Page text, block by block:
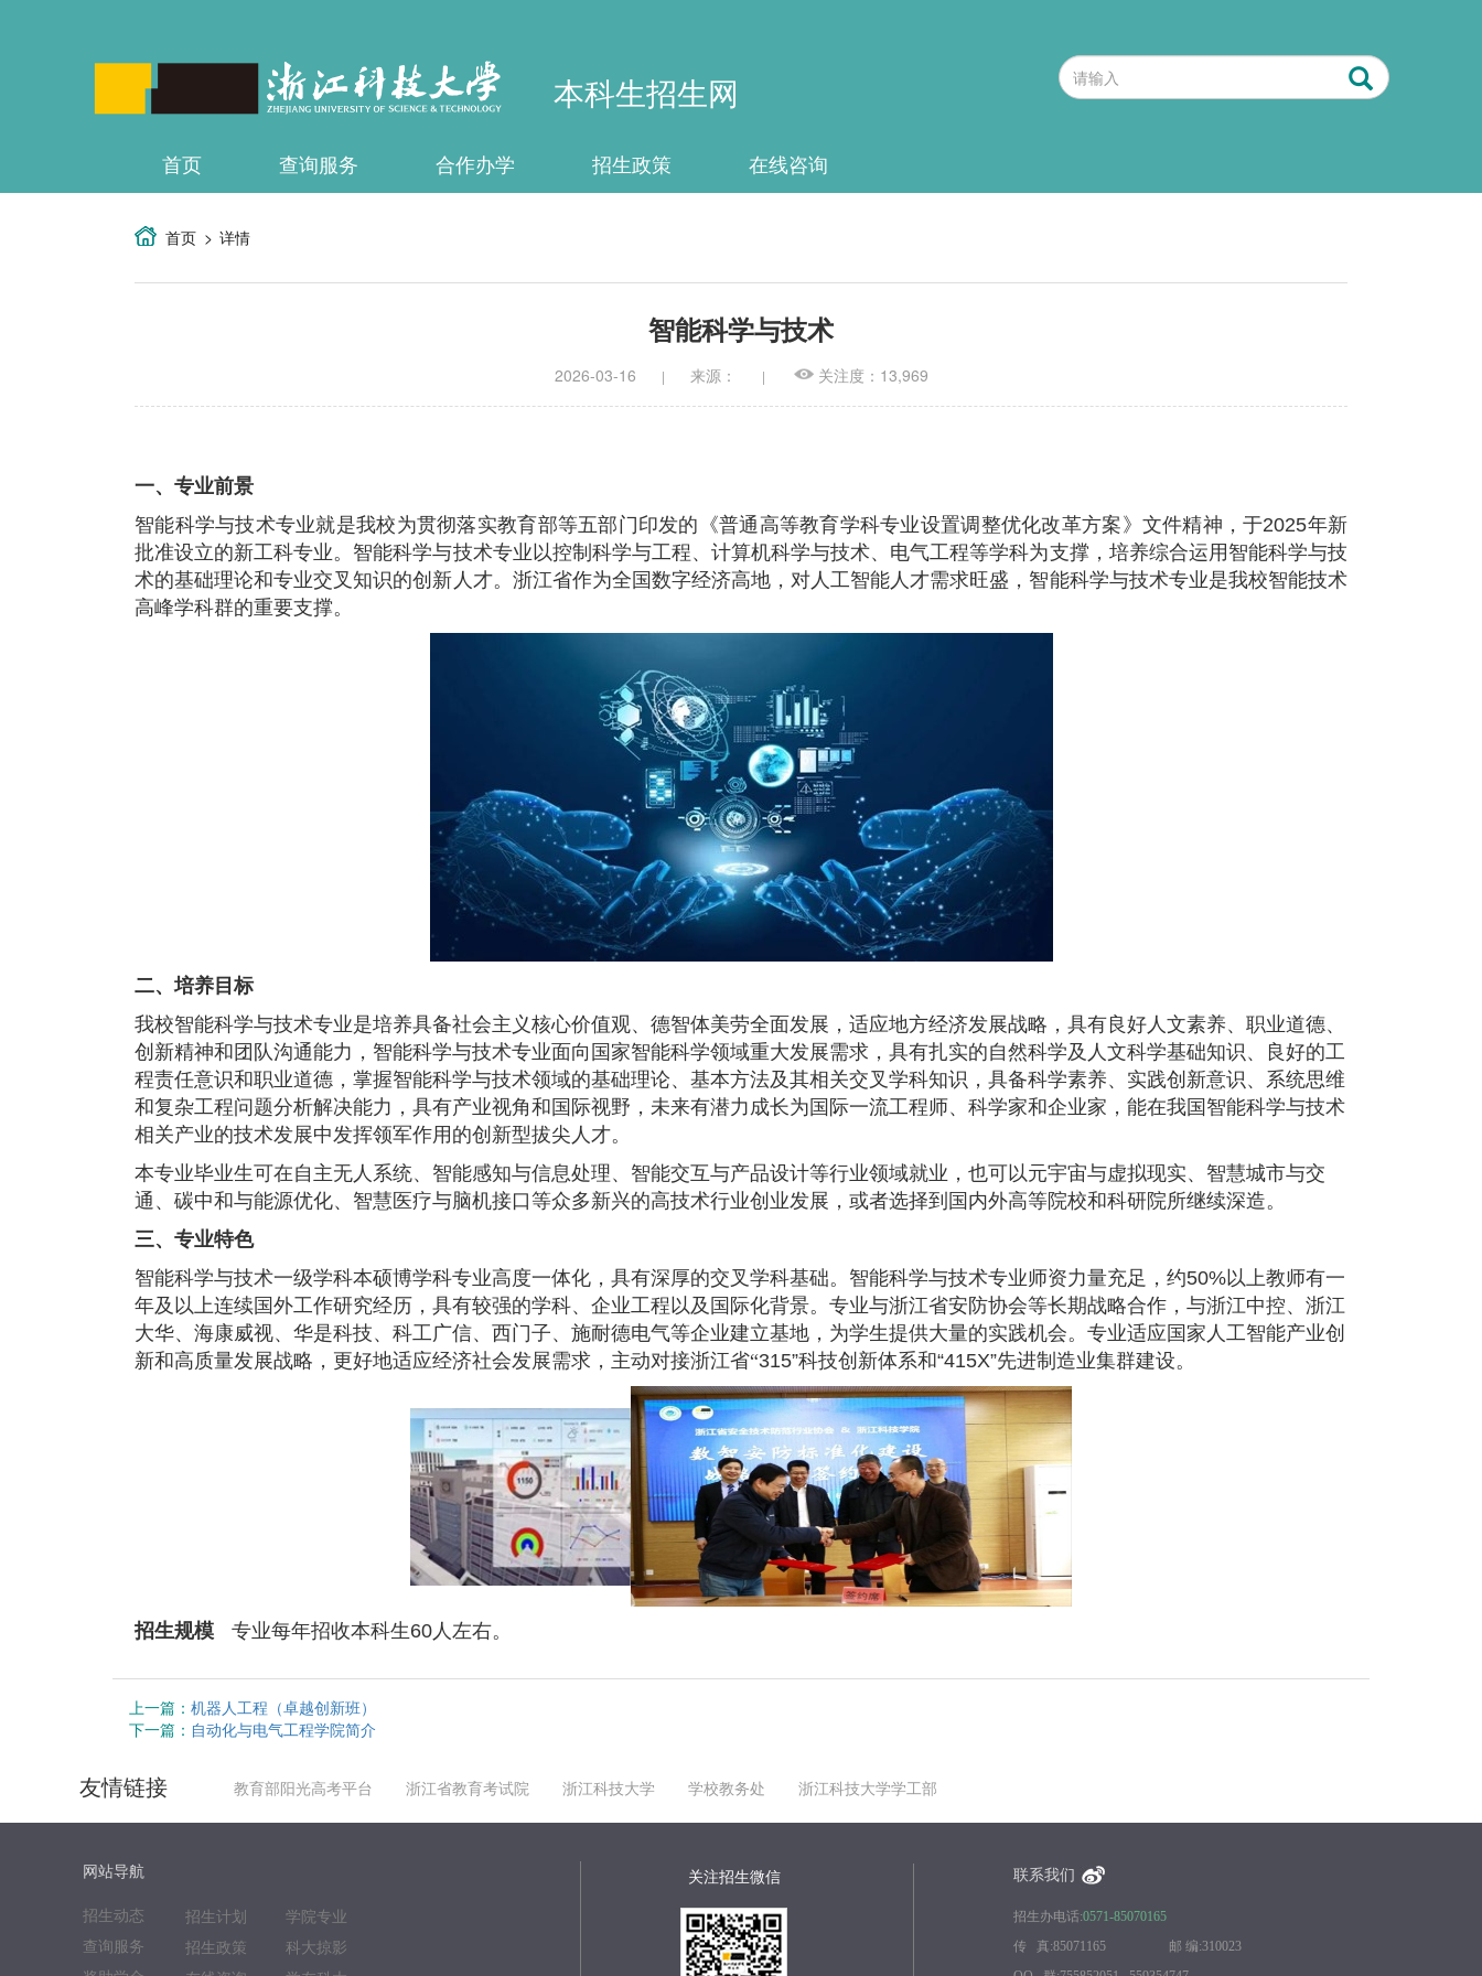
本科生招生网
首页 查询服务 合作办学 招生政策 在线咨询
首页 详情
智能科学与技术
2026-03-16 | 来源： | 关注度：13,969
一、专业前景
智能科学与技术专业就是我校为贯彻落实教育部等五部门印发的《普通高等教育学科专业设置调整优化改革方案》文件精神，于2025年新
批准设立的新工科专业。智能科学与技术专业以控制科学与工程、计算机科学与技术、电气工程等学科为支撑，培养综合运用智能科学与技
术的基础理论和专业交叉知识的创新人才。浙江省作为全国数字经济高地，对人工智能人才需求旺盛，智能科学与技术专业是我校智能技术
高峰学科群的重要支撑。
二、培养目标
我校智能科学与技术专业是培养具备社会主义核心价值观、德智体美劳全面发展，适应地方经济发展战略，具有良好人文素养、职业道德、
创新精神和团队沟通能力，智能科学与技术专业面向国家智能科学领域重大发展需求，具有扎实的自然科学及人文科学基础知识、良好的工
程责任意识和职业道德，掌握智能科学与技术领域的基础理论、基本方法及其相关交叉学科知识，具备科学素养、实践创新意识、系统思维
和复杂工程问题分析解决能力，具有产业视角和国际视野，未来有潜力成长为国际一流工程师、科学家和企业家，能在我国智能科学与技术
相关产业的技术发展中发挥领军作用的创新型拔尖人才。
本专业毕业生可在自主无人系统、智能感知与信息处理、智能交互与产品设计等行业领域就业，也可以元宇宙与虚拟现实、智慧城市与交
通、碳中和与能源优化、智慧医疗与脑机接口等众多新兴的高技术行业创业发展，或者选择到国内外高等院校和科研院所继续深造。
三、专业特色
智能科学与技术一级学科本硕博学科专业高度一体化，具有深厚的交叉学科基础。智能科学与技术专业师资力量充足，约50%以上教师有一
年及以上连续国外工作研究经历，具有较强的学科、企业工程以及国际化背景。专业与浙江省安防协会等长期战略合作，与浙江中控、浙江
大华、海康威视、华是科技、科工广信、西门子、施耐德电气等企业建立基地，为学生提供大量的实践机会。专业适应国家人工智能产业创
新和高质量发展战略，更好地适应经济社会发展需求，主动对接浙江省“315”科技创新体系和“415X”先进制造业集群建设。
招生规模 专业每年招收本科生60人左右。
上一篇： 机器人工程（卓越创新班）
下一篇： 自动化与电气工程学院简介
友情链接 教育部阳光高考平台 浙江省教育考试院 浙江科技大学 学校教务处 浙江科技大学学工部
网站导航
招生动态
查询服务
招生计划
招生政策
学院专业
科大掠影
关注招生微信 联系我们
招生办电话:0571-85070165
传 真:85071165 邮 编:310023